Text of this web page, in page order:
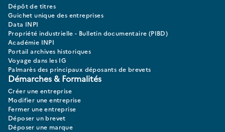
Dépôt de titres
Guichet unique des entreprises
Data INPI
Propriété industrielle - Bulletin documentaire (PIBD)
Académie INPI
Portail archives historiques
Voyage dans les IG
Palmarès des principaux déposants de brevets
Démarches & Formalités
Créer une entreprise
Modifier une entreprise
Fermer une entreprise
Déposer un brevet
Déposer une marque